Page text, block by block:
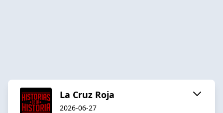
La Cruz Roja
2026-06-27